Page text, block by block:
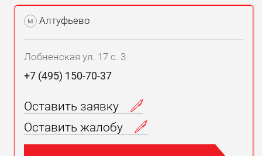
м Алтуфьево
Лобненская ул. 17 с. 3
+7 (495) 150-70-37
Оставить заявку
Оставить жалобу